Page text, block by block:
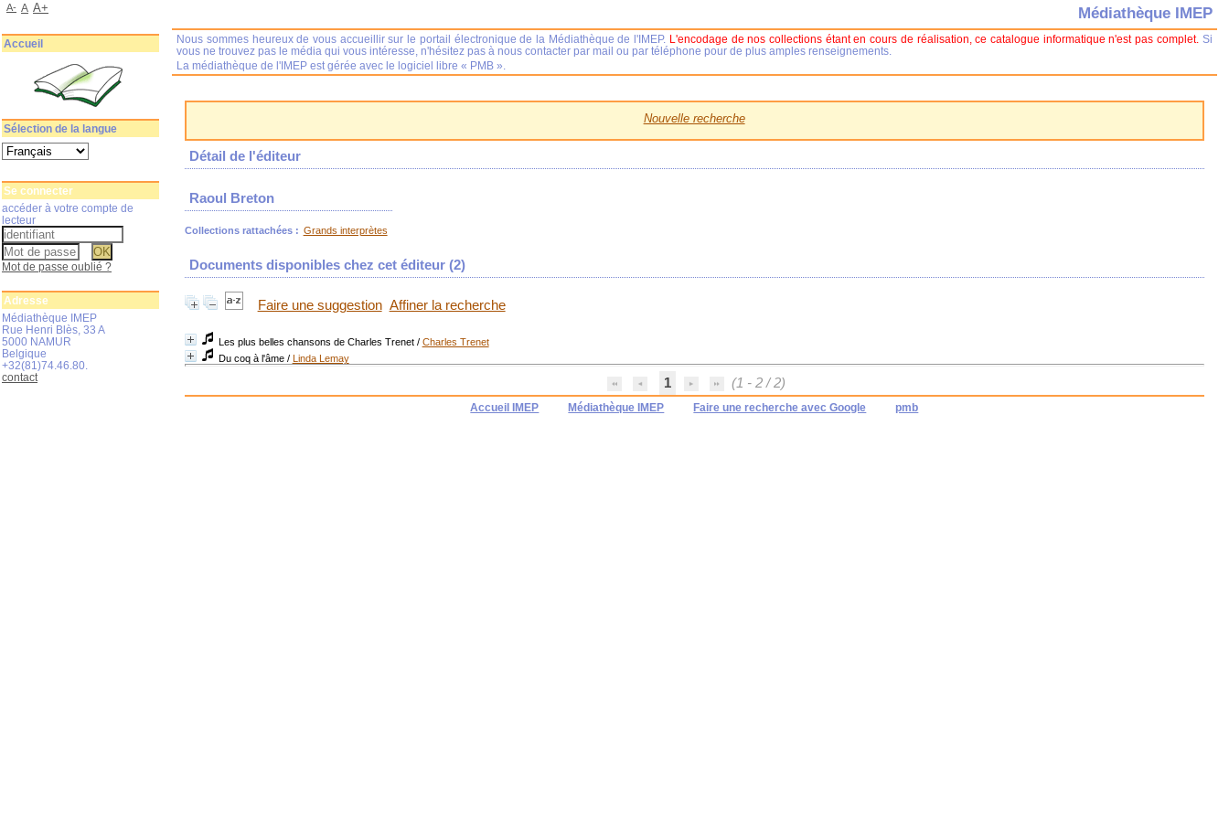
Nouvelle recherche
Détail de l'éditeur
Raoul Breton
Collections rattachées : Grands interprètes
Documents disponibles chez cet éditeur (2)
Faire une suggestion Affiner la recherche
Les plus belles chansons de Charles Trenet/ Charles Trenet
Du coq à l'âme/ Linda Lemay
1 (1 - 2 / 2)
Accueil IMEP Médiathèque IMEP Faire une recherche avec Google pmb
Médiathèque IMEP
Nous sommes heureux de vous accueillir sur le portail électronique de la Médiathèque de l'IMEP. L'encodage de nos collections étant en cours de réalisation, ce catalogue informatique n'est pas complet. Si
vous ne trouvez pas le média qui vous intéresse, n'hésitez pas à nous contacter par mail ou par téléphone pour de plus amples renseignements.
La médiathèque de l'IMEP est gérée avec le logiciel libre « PMB ».
A- A A+
Accueil
Sélection de la langue
Se connecter
accéder à votre compte de
lecteur
Mot de passe oublié ?
Adresse
Médiathèque IMEP
Rue Henri Blès, 33 A
5000 NAMUR
Belgique
+32(81)74.46.80.
contact